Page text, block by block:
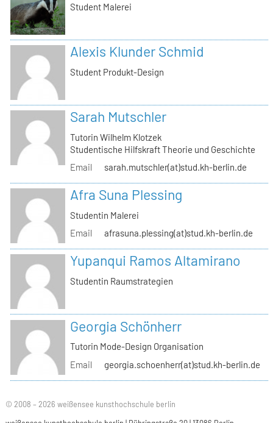
Student Malerei
Alexis Klunder Schmid
Student Produkt-Design
Sarah Mutschler
Tutorin Wilhelm Klotzek
Studentische Hilfskraft Theorie und Geschichte
Email
sarah.mutschler(at)stud.kh-berlin.de
Afra Suna Plessing
Studentin Malerei
Email
afrasuna.plessing(at)stud.kh-berlin.de
Yupanqui Ramos Altamirano
Studentin Raumstrategien
Georgia Schönherr
Tutorin Mode-Design Organisation
Email
georgia.schoenherr(at)stud.kh-berlin.de
© 2008 – 2026 weißensee kunsthochschule berlin